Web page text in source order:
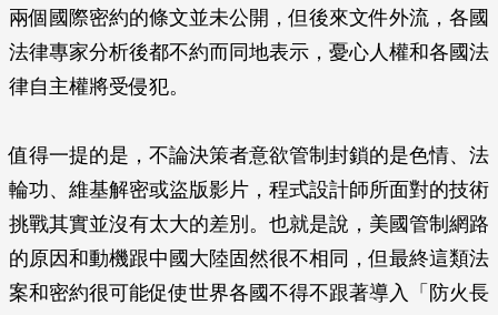
兩個國際密約的條文並未公開，但後來文件外流，各國
法律專家分析後都不約而同地表示，憂心人權和各國法
律自主權將受侵犯。
值得一提的是，不論決策者意欲管制封鎖的是色情、法
輪功、維基解密或盜版影片，程式設計師所面對的技術
挑戰其實並沒有太大的差別。也就是說，美國管制網路
的原因和動機跟中國大陸固然很不相同，但最終這類法
案和密約很可能促使世界各國不得不跟著導入「防火長